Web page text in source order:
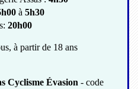
à 5h30
20h00
à partir de 18 ans
Cyclisme Évasion - code